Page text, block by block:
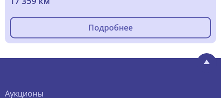
Подробнее
Аукционы